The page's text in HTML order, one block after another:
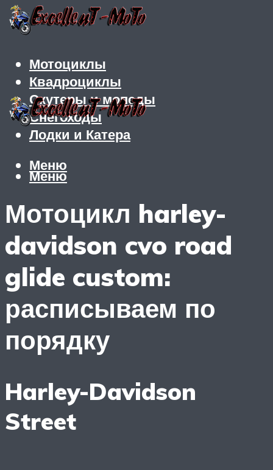
Мотоциклы
Квадроциклы
Скутеры и мопеды
Снегоходы
Лодки и Катера
Меню
Меню
Мотоцикл harley-
davidson cvo road
glide custom:
расписываем по
порядку
Harley-Davidson
Street